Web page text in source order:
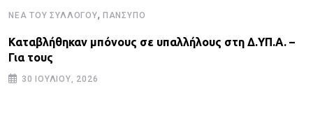
ΝΈΑ ΤΟΥ ΣΥΛΛΌΓΟΥ, ΠΑΝΣΥΠΟ
Καταβλήθηκαν μπόνους σε υπαλλήλους στη Δ.ΥΠ.Α. –
Για τους
30 ΙΟΥΛΊΟΥ, 2026